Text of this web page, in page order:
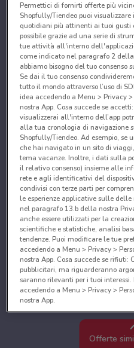
Offerte
Permettici di fornirti offerte più
Shopfully/Tiendeo puoi
quotidiani più attinenti ai tuoi gusti
possibile grazie ad una serie di
tue attività all'interno
come indicato nel paragrafo 2
abbiamo bisogno del tuo
Se dai il tuo consenso
tutto il mondo attraverso l’uso di
idea accedendo a Menu > Privacy
nostra App. Cosa succede se
visualizzerai all'interno dell’app
alla tua cronologia di navigazione
Shopfully/Tiendeo. Ad esempio, se
che hai navigato in un sito di
tema vacanze. Inoltre, i dati sulla
il relativo consenso) insieme alle
rete e agli identificativi del
condivisi con terze parti per
le esperienze applicative sulle
nel paragrafo 13.b della nostra
anche essere utilizzati per la
scientifiche e statistiche, analisi
tendenze. Puoi modificare le tue
accedendo a Menu > Privacy >
nostra App. Cosa succede se
pubblicitari, ma riguarderanno
saranno rilevanti per i tuoi
accedendo a Menu > Privacy >
nostra App.
Noi e i nostri partner
Utilizzare dati di geolocalizzazione
caratteristiche del dispositivo ai fini